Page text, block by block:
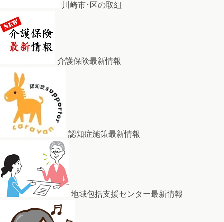
川崎市･区の取組
介護保険最新情報
認知症施策最新情報
地域包括支援センター最新情報